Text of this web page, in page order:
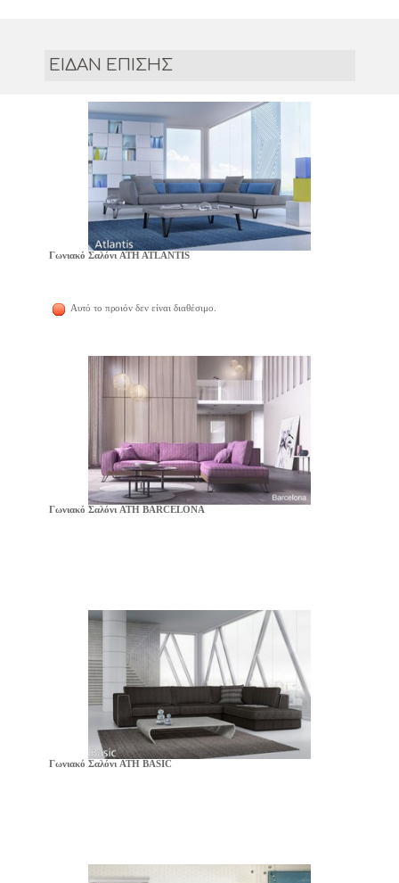
ΕΙΔΑΝ ΕΠΙΣΗΣ
Γωνιακό Σαλόνι ATH ATLANTIS
Αυτό το προιόν δεν είναι διαθέσιμο.
Γωνιακό Σαλόνι ATH BARCELONA
Γωνιακό Σαλόνι ATH BASIC